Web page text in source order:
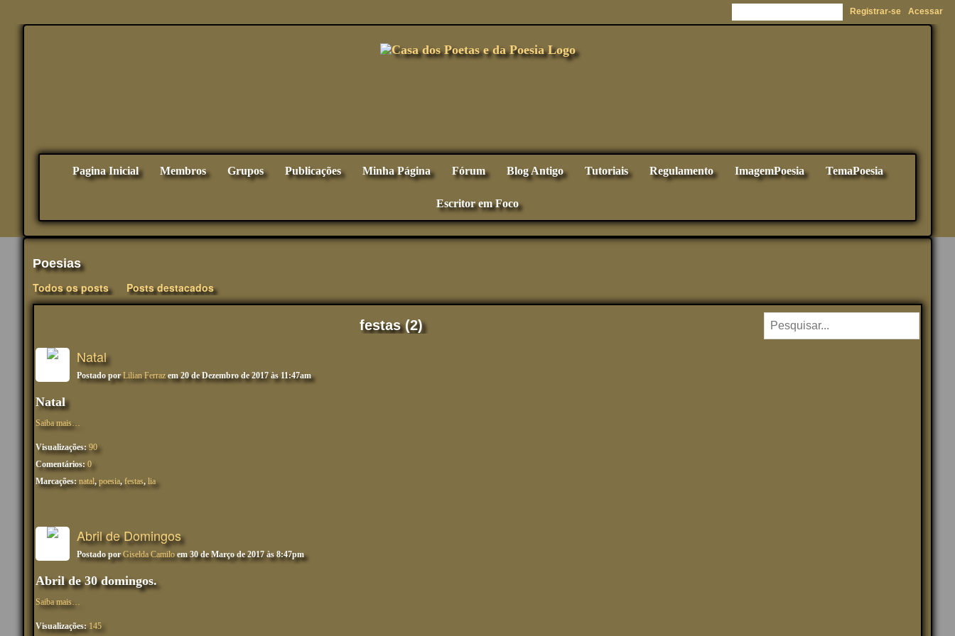
Registrar-se Acessar
Pagina Inicial Membros Grupos Publicações Minha Página Fórum Blog Antigo Tutoriais Regulamento ImagemPoesia TemaPoesia
Escritor em Foco
Poesias
Todos os posts
Posts destacados
festas (2)
Natal
Postado porLilian Ferrazem 20 de Dezembro de 2017 às 11:47am
Natal
Saiba mais…
Visualizações:90
Comentários:0
Marcações:natal,poesia,festas, lia
Abril de Domingos
Postado porGiselda Camiloem 30 de Março de 2017 às 8:47pm
Abril de 30 domingos.
Saiba mais…
Visualizações: 145